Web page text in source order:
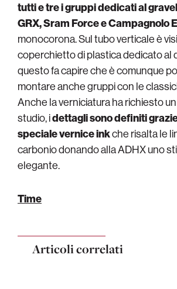
tutti e tre i gruppi dedicati al
GRX, Sram Force e Campagnolo
monocorona. Sul tubo verticale è
coperchietto di plastica dedicato al
questo fa capire che è comunque
montare anche gruppi con le
Anche la verniciatura ha richiesto
studio, idettagli sono definiti
speciale vernice inkche risalta le
carbonio donando alla ADHX uno
elegante.
Time
Articoli correlati